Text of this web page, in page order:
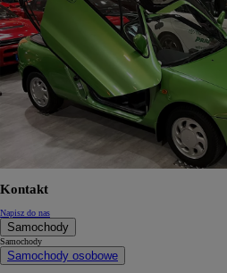
Kontakt
Napisz do nas
Samochody
Samochody
Samochody osobowe